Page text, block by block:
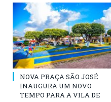
NOVA PRAÇA SÃO JOSÉ
INAUGURA UM NOVO
TEMPO PARA A VILA DE